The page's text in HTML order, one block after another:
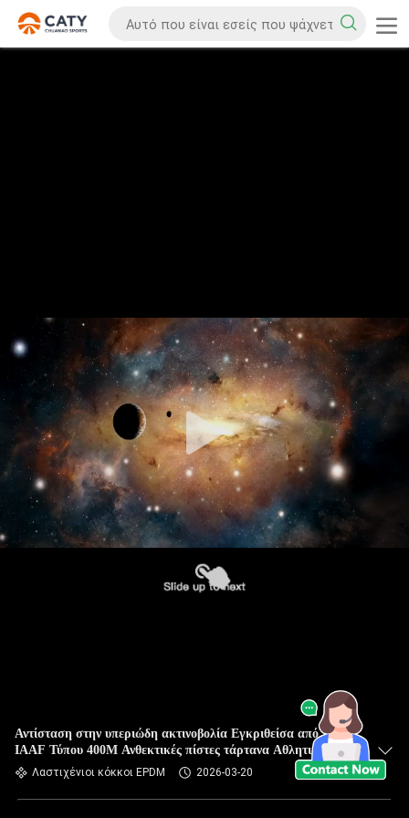
Αντίσταση στην υπεριώδη ακτινοβολία Εγκριθείσα από την
IAAF Τύπου 400M Ανθεκτικές πίστες τάρτανα Αθλητική
πίστα Συνθετικοί διάδρομοι Δρόμος τρέξιμο
Λαστιχένιοι κόκκοι EPDM 2026-03-20